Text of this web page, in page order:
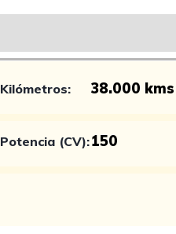
Kilómetros: 38.000 kms
Potencia (CV):150